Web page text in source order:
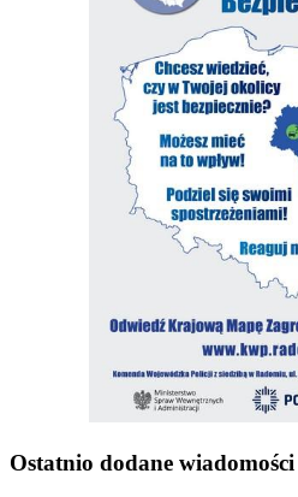
Ostatnio dodane wiadomości